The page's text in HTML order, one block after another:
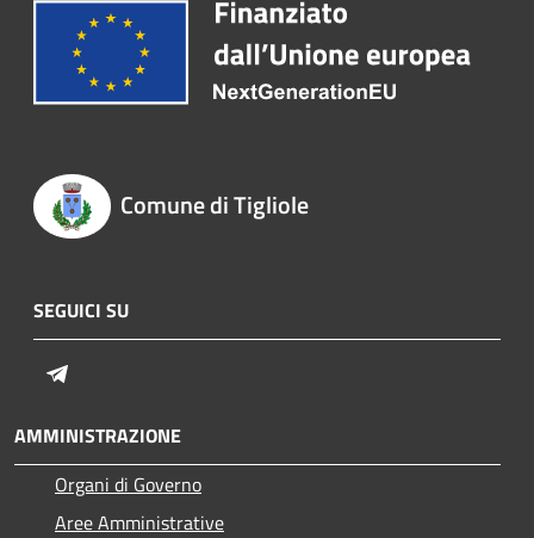
Comune di Tigliole
SEGUICI SU
AMMINISTRAZIONE
Organi di Governo
Aree Amministrative